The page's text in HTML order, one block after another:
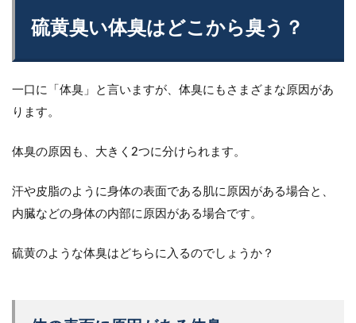
硫黄臭い体臭はどこから臭う？
一口に「体臭」と言いますが、体臭にもさまざまな原因があ
ります。
体臭の原因も、大きく2つに分けられます。
汗や皮脂のように身体の表面である肌に原因がある場合と、
内臓などの身体の内部に原因がある場合です。
硫黄のような体臭はどちらに入るのでしょうか？